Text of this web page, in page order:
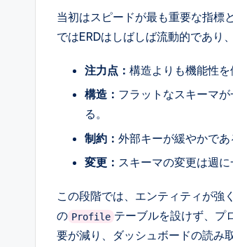
当初はスピードが最も重要な指標
ではERDはしばしば流動的であり
注力点： 構造よりも機能性を
構造： フラットなスキーマ
る。
制約： 外部キーが緩やかであ
変更： スキーマの変更は週に
この段階では、エンティティが強
の Profile テーブルを設けず、プ
要が減り、ダッシュボードの読み